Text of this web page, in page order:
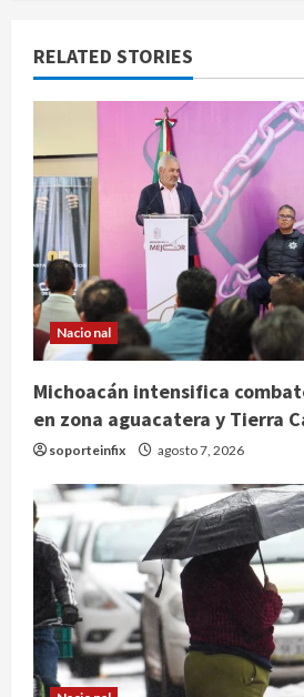
RELATED STORIES
Nacional
Michoacán intensifica
en zona aguacatera y Tierra
soporteinfix agosto 7, 2026
Nacional